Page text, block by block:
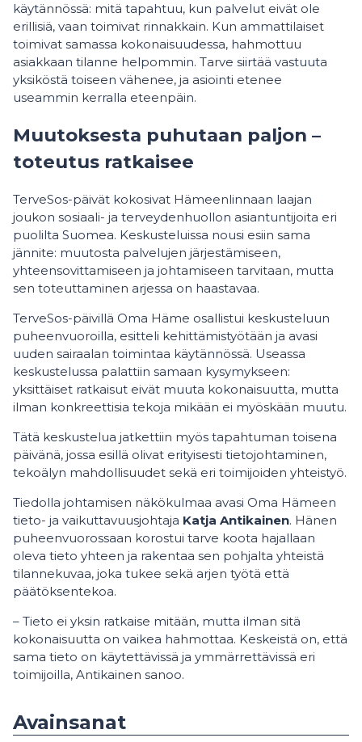
käytännössä: mitä tapahtuu, kun palvelut eivät ole
erillisiä, vaan toimivat rinnakkain. Kun ammattilaiset
toimivat samassa kokonaisuudessa, hahmottuu
asiakkaan tilanne helpommin. Tarve siirtää vastuuta
yksiköstä toiseen vähenee, ja asiointi etenee
useammin kerralla eteenpäin.
Muutoksesta puhutaan paljon –
toteutus ratkaisee
TerveSos-päivät kokosivat Hämeenlinnaan laajan
joukon sosiaali- ja terveydenhuollon asiantuntijoita eri
puolilta Suomea. Keskusteluissa nousi esiin sama
jännite: muutosta palvelujen järjestämiseen,
yhteensovittamiseen ja johtamiseen tarvitaan, mutta
sen toteuttaminen arjessa on haastavaa.
TerveSos-päivillä Oma Häme osallistui keskusteluun
puheenvuoroilla, esitteli kehittämistyötään ja avasi
uuden sairaalan toimintaa käytännössä. Useassa
keskustelussa palattiin samaan kysymykseen:
yksittäiset ratkaisut eivät muuta kokonaisuutta, mutta
ilman konkreettisia tekoja mikään ei myöskään muutu.
Tätä keskustelua jatkettiin myös tapahtuman toisena
päivänä, jossa esillä olivat erityisesti tietojohtaminen,
tekoälyn mahdollisuudet sekä eri toimijoiden yhteistyö.
Tiedolla johtamisen näkökulmaa avasi Oma Hämeen
tieto- ja vaikuttavuusjohtaja Katja Antikainen. Hänen
puheenvuorossaan korostui tarve koota hajallaan
oleva tieto yhteen ja rakentaa sen pohjalta yhteistä
tilannekuvaa, joka tukee sekä arjen työtä että
päätöksentekoa.
– Tieto ei yksin ratkaise mitään, mutta ilman sitä
kokonaisuutta on vaikea hahmottaa. Keskeistä on, että
sama tieto on käytettävissä ja ymmärrettävissä eri
toimijoilla, Antikainen sanoo.
Avainsanat